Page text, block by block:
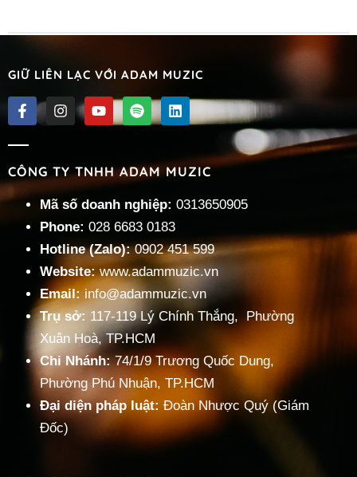
GIỮ LIÊN LẠC VỚI ADAM MUZIC
CÔNG TY TNHH ADAM MUZIC
Mã số doanh nghiệp: 0313650905
Phone: 028 6683 0183
Hotline (Zalo):0902 451 599
Website:www.adammuzic.vn
Email:info@adammuzic.vn
Trụ sở: 117-119 Lý Chính Thắng, Phường
Xuân Hoà, TP.HCM
Chi Nhánh:74/1/9 Trương Quốc Dung,
Phường Phú Nhuận, TP.HCM
Đại diện pháp luật: Đoàn Nhược Quý (Giám
Đốc)